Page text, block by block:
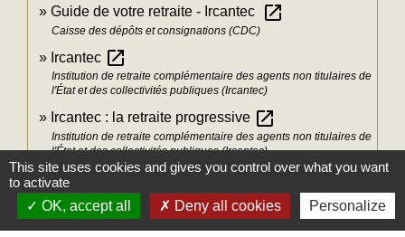
Guide de votre retraite - Ircantec open_in_new
Caisse des dépôts et consignations (CDC)
Ircantec open_in_new
Institution de retraite complémentaire des agents non titulaires de
l'État et des collectivités publiques (Ircantec)
Ircantec : la retraite progressive open_in_new
Institution de retraite complémentaire des agents non titulaires de
l'État et des collectivités publiques (Ircantec)
Signaler une erreur sur cette page
This site uses cookies and gives you control over what you want
to activate
OK, accept all
Deny all cookies Personalize